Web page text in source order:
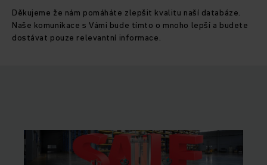
Děkujeme že nám pomáháte zlepšit kvalitu naší databáze.
Naše komunikace s Vámi bude tímto o mnoho lepší a budete
dostávat pouze relevantní informace.